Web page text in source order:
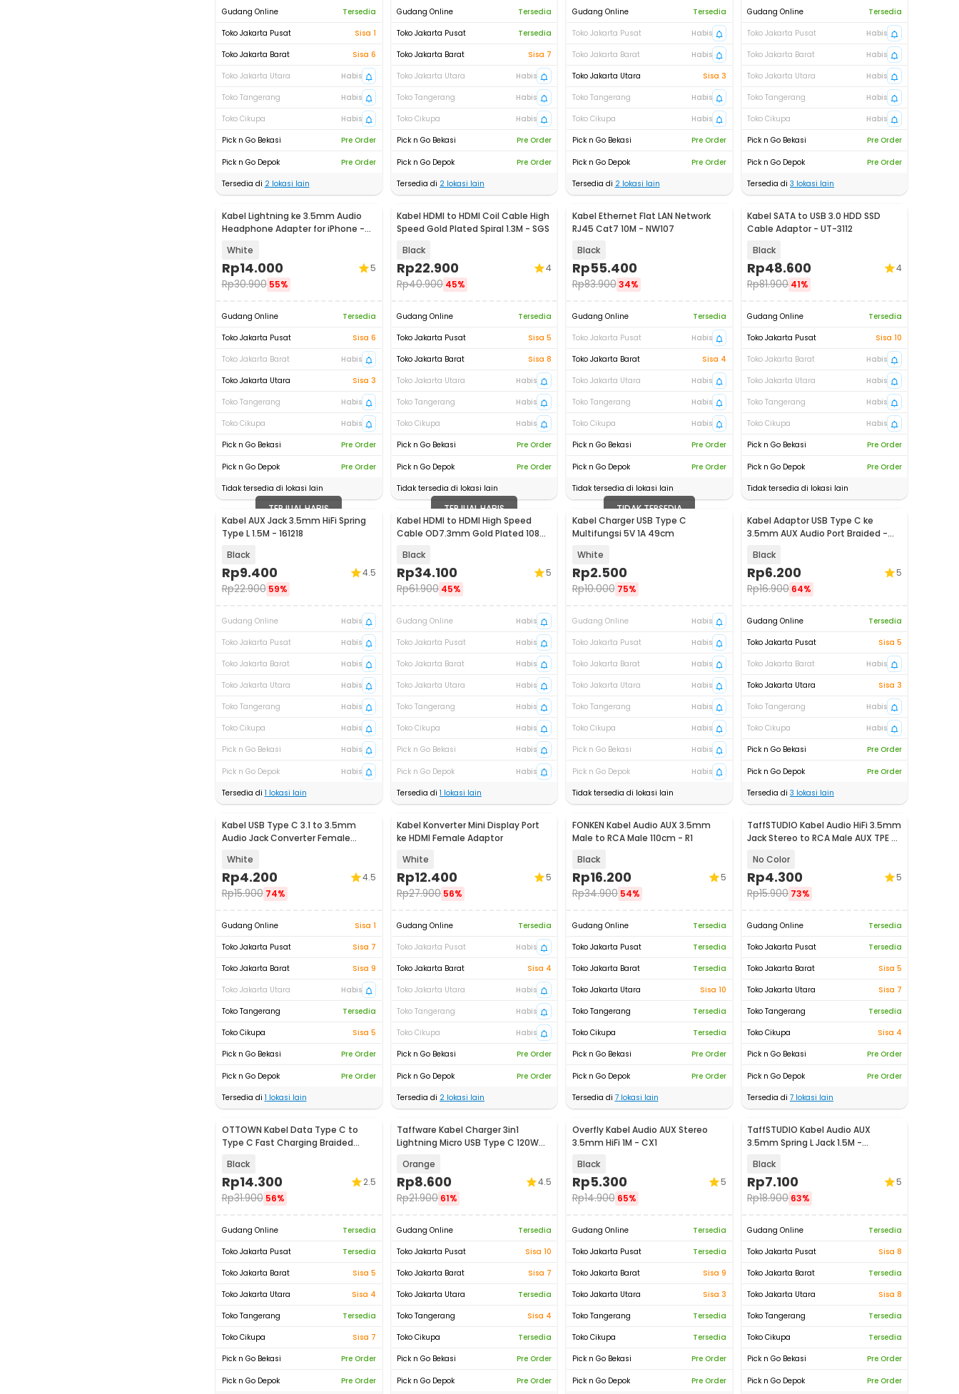
Gudang Online
Tersedia
Toko Jakarta Pusat
Sisa 1
Toko Jakarta Barat
Sisa 6
Toko Jakarta Utara
Habis
Toko Tangerang
Habis
Toko Cikupa
Habis
Pick n Go Bekasi
Pre Order
Pick n Go Depok
Pre Order
Tersedia di 2lokasi lain
Gudang Online
Tersedia
Toko Jakarta Pusat
Tersedia
Toko Jakarta Barat
Sisa 7
Toko Jakarta Utara
Habis
Toko Tangerang
Habis
Toko Cikupa
Habis
Pick n Go Bekasi
Pre Order
Pick n Go Depok
Pre Order
Tersedia di 2 lokasi lain
Gudang Online
Tersedia
Toko Jakarta Pusat
Habis
Toko Jakarta Barat
Habis
Toko Jakarta Utara
Sisa 3
Toko Tangerang
Habis
Toko Cikupa
Habis
Pick n Go Bekasi
Pre Order
Pick n Go Depok
Pre Order
Tersedia di 2lokasi lain
Gudang Online
Tersedia
Toko Jakarta Pusat
Habis
Toko Jakarta Barat
Habis
Toko Jakarta Utara
Habis
Toko Tangerang
Habis
Toko Cikupa
Habis
Pick n Go Bekasi
Pre Order
Pick n Go Depok
Pre Order
Tersedia di 3 lokasi lain
Kabel Lightning ke 3.5mm Audio
Headphone Adapter for iPhone -
White
Rp14.000
Rp30.900 55%
5
Gudang Online
Tersedia
Toko Jakarta Pusat
Sisa 6
Toko Jakarta Barat
Habis
Toko Jakarta Utara
Sisa 3
Toko Tangerang
Habis
Toko Cikupa
Habis
Pick n Go Bekasi
Pre Order
Pick n Go Depok
Pre Order
Tidak tersedia di lokasi lain
Kabel HDMI to HDMI Coil Cable High
Speed Gold Plated Spiral 1.3M - SGS
Black
Rp22.900
Rp40.900 45%
4
Gudang Online
Tersedia
Toko Jakarta Pusat
Sisa 5
Toko Jakarta Barat
Sisa 8
Toko Jakarta Utara
Habis
Toko Tangerang
Habis
Toko Cikupa
Habis
Pick n Go Bekasi
Pre Order
Pick n Go Depok
Pre Order
Tidak tersedia di lokasi lain
Kabel Ethernet Flat LAN Network
RJ45 Cat7 10M - NW107
Black
Rp55.400
Rp83.900 34%
Gudang Online
Tersedia
Toko Jakarta Pusat
Habis
Toko Jakarta Barat
Sisa 4
Toko Jakarta Utara
Habis
Toko Tangerang
Habis
Toko Cikupa
Habis
Pick n Go Bekasi
Pre Order
Pick n Go Depok
Pre Order
Tidak tersedia di lokasi lain
Kabel SATA to USB 3.0 HDD SSD
Cable Adaptor - UT-3112
Black
Rp48.600
Rp81.900 41%
4
Gudang Online
Tersedia
Toko Jakarta Pusat
Sisa 10
Toko Jakarta Barat
Habis
Toko Jakarta Utara
Habis
Toko Tangerang
Habis
Toko Cikupa
Habis
Pick n Go Bekasi
Pre Order
Pick n Go Depok
Pre Order
Tidak tersedia di lokasi lain
TERJUAL HABIS
Kabel AUX Jack 3.5mm HiFi Spring
Type L 1.5M - 161218
Black
Rp9.400
Rp22.900 59%
4.5
Gudang Online
Habis
Toko Jakarta Pusat
Habis
Toko Jakarta Barat
Habis
Toko Jakarta Utara
Habis
Toko Tangerang
Habis
Toko Cikupa
Habis
Pick n Go Bekasi
Habis
Pick n Go Depok
Habis
Tersedia di 1 lokasi lain
TERJUAL HABIS
Kabel HDMI to HDMI High Speed
Cable OD7.3mm Gold Plated 1080P
Black
Rp34.100
Rp61.900 45%
5
Gudang Online
Habis
Toko Jakarta Pusat
Habis
Toko Jakarta Barat
Habis
Toko Jakarta Utara
Habis
Toko Tangerang
Habis
Toko Cikupa
Habis
Pick n Go Bekasi
Habis
Pick n Go Depok
Habis
Tersedia di 1 lokasi lain
TIDAK TERSEDIA
Kabel Charger USB Type C
Multifungsi 5V 1A 49cm
White
Rp2.500
Rp10.000 75%
Gudang Online
Habis
Toko Jakarta Pusat
Habis
Toko Jakarta Barat
Habis
Toko Jakarta Utara
Habis
Toko Tangerang
Habis
Toko Cikupa
Habis
Pick n Go Bekasi
Habis
Pick n Go Depok
Habis
Tidak tersedia di lokasi lain
Kabel Adaptor USB Type C ke
3.5mm AUX Audio Port Braided -
Black
Rp6.200
Rp16.900 64%
5
Gudang Online
Tersedia
Toko Jakarta Pusat
Sisa 5
Toko Jakarta Barat
Habis
Toko Jakarta Utara
Sisa 3
Toko Tangerang
Habis
Toko Cikupa
Habis
Pick n Go Bekasi
Pre Order
Pick n Go Depok
Pre Order
Tersedia di 3 lokasi lain
Kabel USB Type C 3.1 to 3.5mm
Audio Jack Converter Female
White
Rp4.200
Rp15.900 74%
4.5
Gudang Online
Sisa 1
Toko Jakarta Pusat
Sisa 7
Toko Jakarta Barat
Sisa 9
Toko Jakarta Utara
Habis
Toko Tangerang
Tersedia
Toko Cikupa
Sisa 5
Pick n Go Bekasi
Pre Order
Pick n Go Depok
Pre Order
Tersedia di 1 lokasi lain
Kabel Konverter Mini Display Port
ke HDMI Female Adaptor
White
Rp12.400
Rp27.900 56%
5
Gudang Online
Tersedia
Toko Jakarta Pusat
Habis
Toko Jakarta Barat
Sisa 4
Toko Jakarta Utara
Habis
Toko Tangerang
Habis
Toko Cikupa
Habis
Pick n Go Bekasi
Pre Order
Pick n Go Depok
Pre Order
Tersedia di 2 lokasi lain
FONKEN Kabel Audio AUX 3.5mm
Male to RCA Male 110cm - R1
Black
Rp16.200
Rp34.900 54%
5
Gudang Online
Tersedia
Toko Jakarta Pusat
Tersedia
Toko Jakarta Barat
Tersedia
Toko Jakarta Utara
Sisa 10
Toko Tangerang
Tersedia
Toko Cikupa
Tersedia
Pick n Go Bekasi
Pre Order
Pick n Go Depok
Pre Order
Tersedia di 7lokasi lain
TaffSTUDIO Kabel Audio HiFi 3.5mm
Jack Stereo to RCA Male AUX TPE A
No Color
Rp4.300
Rp15.900 73%
5
Gudang Online
Tersedia
Toko Jakarta Pusat
Tersedia
Toko Jakarta Barat
Sisa 5
Toko Jakarta Utara
Sisa 7
Toko Tangerang
Tersedia
Toko Cikupa
Sisa 4
Pick n Go Bekasi
Pre Order
Pick n Go Depok
Pre Order
Tersedia di 7 lokasi lain
OTTOWN Kabel Data Type C to
Type C Fast Charging Braided
Black
Rp14.300
Rp31.900 56%
2.5
Gudang Online
Tersedia
Toko Jakarta Pusat
Tersedia
Toko Jakarta Barat
Sisa 5
Toko Jakarta Utara
Sisa 4
Toko Tangerang
Tersedia
Toko Cikupa
Sisa 7
Pick n Go Bekasi
Pre Order
Pick n Go Depok Pre Order
Taffware Kabel Charger 3in1
Lightning Micro USB Type C 120W
Orange
Rp8.600
Rp21.900 61%
4.5
Gudang Online
Tersedia
Toko Jakarta Pusat
Sisa 10
Toko Jakarta Barat
Sisa 7
Toko Jakarta Utara
Tersedia
Toko Tangerang
Sisa 4
Toko Cikupa
Tersedia
Pick n Go Bekasi
Pre Order
Pick n Go Depok Pre Order
Overfly Kabel Audio AUX Stereo
3.5mm HiFi 1M - CX1
Black
Rp5.300
Rp14.900 65%
5
Gudang Online
Tersedia
Toko Jakarta Pusat
Tersedia
Toko Jakarta Barat
Sisa 9
Toko Jakarta Utara
Sisa 3
Toko Tangerang
Tersedia
Toko Cikupa
Tersedia
Pick n Go Bekasi
Pre Order
Pick n Go Depok Pre Order
TaffSTUDIO Kabel Audio AUX
3.5mm Spring L Jack 1.5M -
Black
Rp7.100
Rp18.900 63%
5
Gudang Online
Tersedia
Toko Jakarta Pusat
Sisa 8
Toko Jakarta Barat
Tersedia
Toko Jakarta Utara
Sisa 8
Toko Tangerang
Tersedia
Toko Cikupa
Tersedia
Pick n Go Bekasi
Pre Order
Pick n Go Depok Pre Order